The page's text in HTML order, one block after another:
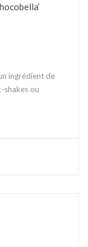
ingrédient de
shakes ou